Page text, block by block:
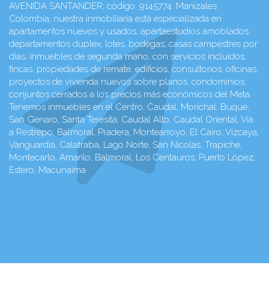
AVENIDA SANTANDER, código: 9145774. Manizales
Colombia, nuestra inmobiliaria está especializada en
apartamentos nuevos y usados, apartaestudios amoblados,
departamentos duplex, lotes, bodegas, casas campestres por
dias, inmuebles de segunda mano, con servicios incluidos,
fincas, propiedades de remate, edificios, consultorios, oficinas,
proyectos de vivienda nuevos sobre planos, condominios,
conjuntos cerrados a los precios más económicos del Meta.
Tenemos inmuebles en el Centro, Caudal, Morichal, Buque,
San Genaro, Santa Teresita, Caudal Alto, Caudal Oriental, Vía
a Restrepo, Balmoral, Pradera, Montearroyo, El Cairo, Vizcaya,
Vanguardia, Calatraba, Lago Norte, San Nicolas, Trapiche,
Montecarlo, Amarilo, Balmoral, Los Centauros, Puerto López,
Estero, Macunaíma